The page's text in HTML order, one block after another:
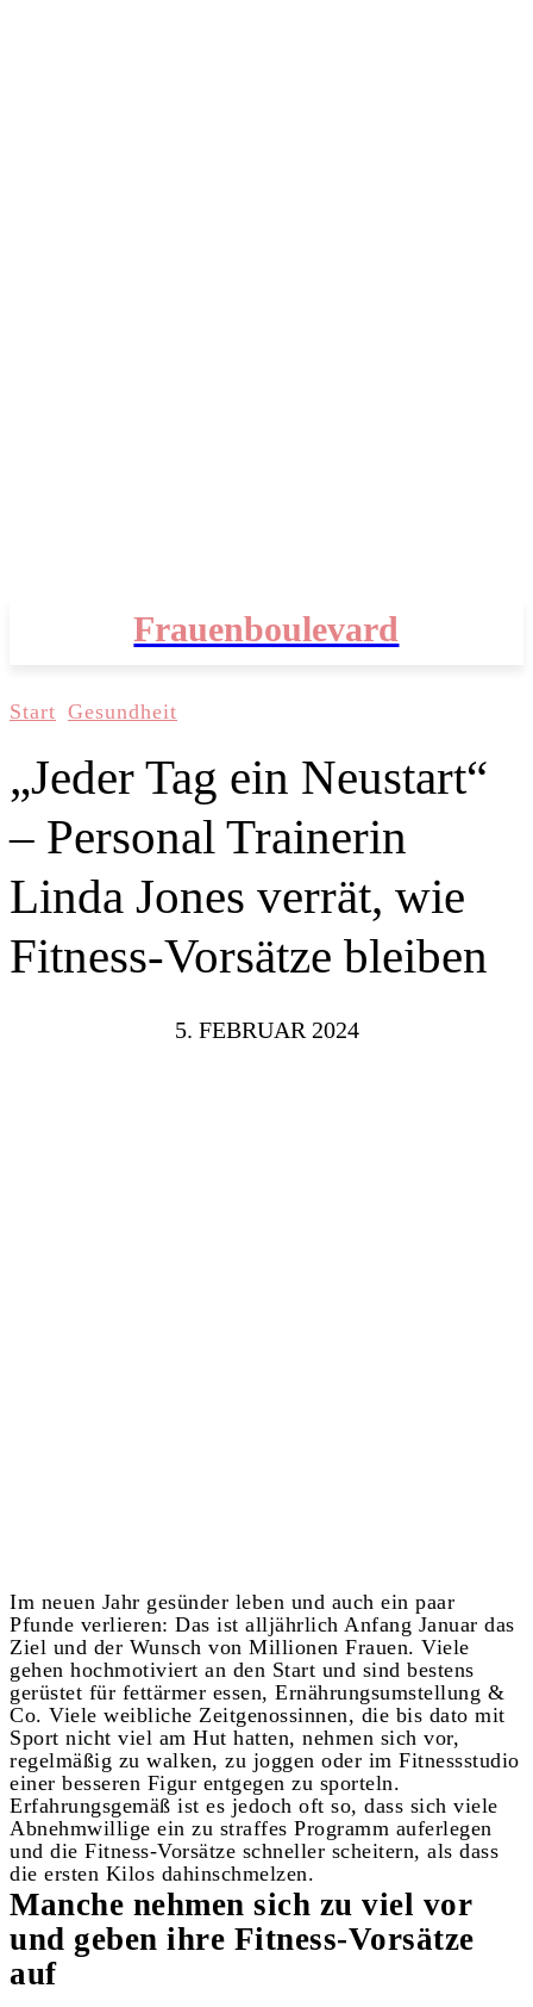
Frauenboulevard
Start Gesundheit
„Jeder Tag ein Neustart“
– Personal Trainerin
Linda Jones verrät, wie
Fitness-Vorsätze bleiben
5. FEBRUAR 2024
Im neuen Jahr gesünder leben und auch ein paar
Pfunde verlieren: Das ist alljährlich Anfang Januar das
Ziel und der Wunsch von Millionen Frauen. Viele
gehen hochmotiviert an den Start und sind bestens
gerüstet für fettärmer essen, Ernährungsumstellung &
Co. Viele weibliche Zeitgenossinnen, die bis dato mit
Sport nicht viel am Hut hatten, nehmen sich vor,
regelmäßig zu walken, zu joggen oder im Fitnessstudio
einer besseren Figur entgegen zu sporteln.
Erfahrungsgemäß ist es jedoch oft so, dass sich viele
Abnehmwillige ein zu straffes Programm auferlegen
und die Fitness-Vorsätze schneller scheitern, als dass
die ersten Kilos dahinschmelzen.
Manche nehmen sich zu viel vor
und geben ihre Fitness-Vorsätze
auf